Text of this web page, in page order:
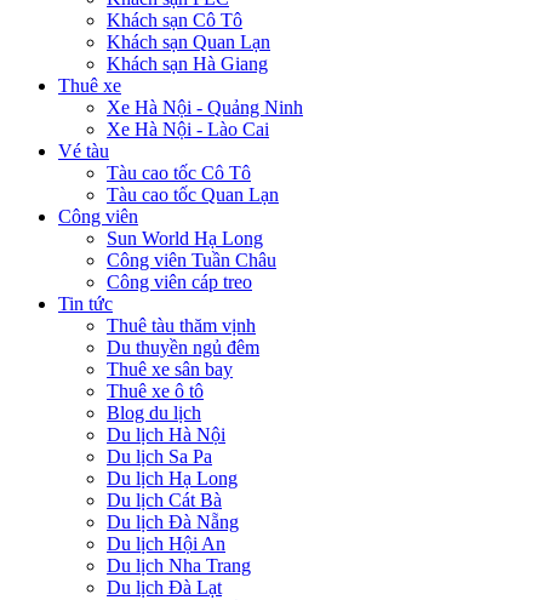
Khách sạn Cô Tô
Khách sạn Quan Lạn
Khách sạn Hà Giang
Thuê xe
Xe Hà Nội - Quảng Ninh
Xe Hà Nội - Lào Cai
Vé tàu
Tàu cao tốc Cô Tô
Tàu cao tốc Quan Lạn
Công viên
Sun World Hạ Long
Công viên Tuần Châu
Công viên cáp treo
Tin tức
Thuê tàu thăm vịnh
Du thuyền ngủ đêm
Thuê xe sân bay
Thuê xe ô tô
Blog du lịch
Du lịch Hà Nội
Du lịch Sa Pa
Du lịch Hạ Long
Du lịch Cát Bà
Du lịch Đà Nẵng
Du lịch Hội An
Du lịch Nha Trang
Du lịch Đà Lạt